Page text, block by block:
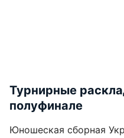
Турнирные
полуфинале
Юношеская сборная